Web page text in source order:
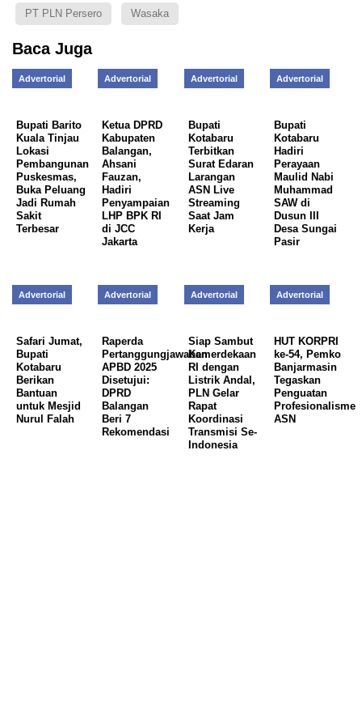
PT PLN Persero Wasaka
Baca Juga
Advertorial
Bupati Barito
Kuala Tinjau
Lokasi
Pembangunan
Puskesmas,
Buka Peluang
Jadi Rumah
Sakit
Terbesar
Advertorial
Ketua DPRD
Kabupaten
Balangan,
Ahsani
Fauzan,
Hadiri
Penyampaian
LHP BPK RI
di JCC
Jakarta
Advertorial
Bupati
Kotabaru
Terbitkan
Surat Edaran
Larangan
ASN Live
Streaming
Saat Jam
Kerja
Advertorial
Bupati
Kotabaru
Hadiri
Perayaan
Maulid Nabi
Muhammad
SAW di
Dusun III
Desa Sungai
Pasir
Advertorial
Safari Jumat,
Bupati
Kotabaru
Berikan
Bantuan
untuk Mesjid
Nurul Falah
Advertorial
Raperda
Pertanggungjawaban
APBD 2025
Disetujui:
DPRD
Balangan
Beri 7
Rekomendasi
Advertorial
Siap Sambut
Kemerdekaan
RI dengan
Listrik Andal,
PLN Gelar
Rapat
Koordinasi
Transmisi Se-
Indonesia
Advertorial
HUT KORPRI
ke-54, Pemko
Banjarmasin
Tegaskan
Penguatan
Profesionalisme
ASN